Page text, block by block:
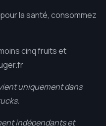
la santé, consommez
cinq fruits et
uniquement dans
indépendants et